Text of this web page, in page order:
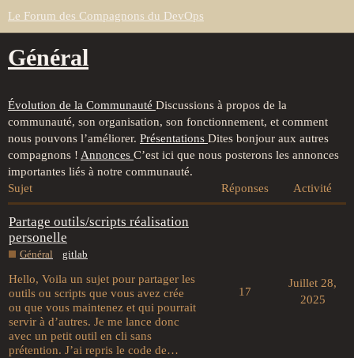
Le Forum des Compagnons du DevOps
Général
Évolution de la Communauté Discussions à propos de la
communauté, son organisation, son fonctionnement, et comment
nous pouvons l’améliorer. Présentations Dites bonjour aux autres
compagnons ! Annonces C’est ici que nous posterons les annonces
importantes liés à notre communauté.
Sujet
Réponses Activité
Partage outils/scripts réalisation
personelle
Général gitlab
Hello, Voila un sujet pour partager les
outils ou scripts que vous avez crée
ou que vous maintenez et qui pourrait
servir à d’autres. Je me lance donc
avec un petit outil en cli sans
prétention. J’ai repris le code de…
17
Juillet 28,
2025